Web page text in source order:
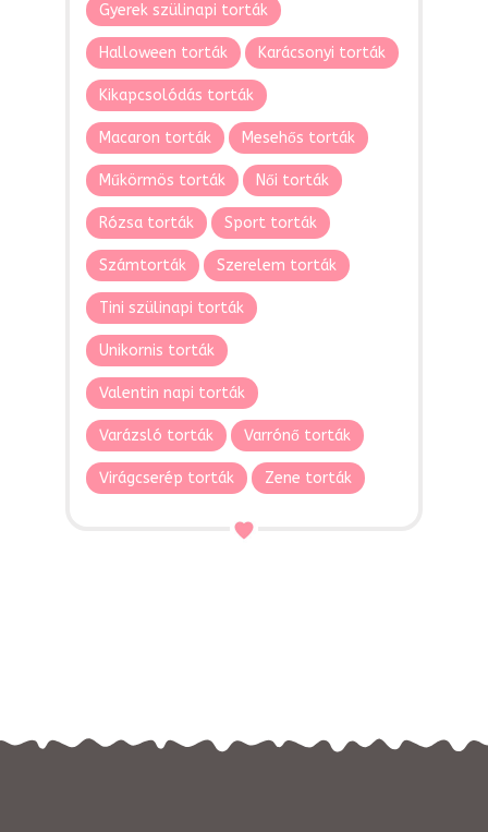
Gyerek szülinapi torták
Halloween torták Karácsonyi torták
Kikapcsolódás torták
Macaron torták Mesehős torták
Műkörmös torták Női torták
Rózsa torták Sport torták
Számtorták Szerelem torták
Tini szülinapi torták
Unikornis torták
Valentin napi torták
Varázsló torták Varrónő torták
Virágcserép torták Zene torták